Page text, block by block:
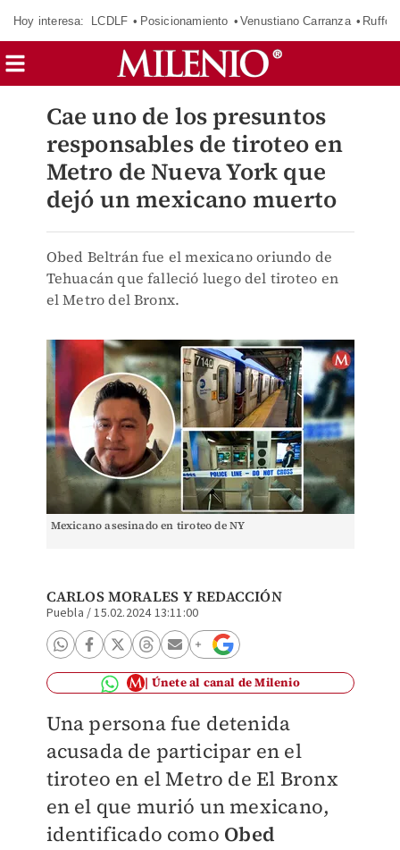
Hoy interesa: LCDLF Posicionamiento Venustiano Carranza Ruffo
Cae uno de los presuntos
responsables de tiroteo en
Metro de Nueva York que
dejó un mexicano muerto
Obed Beltrán fue el mexicano oriundo de
Tehuacán que falleció luego del tiroteo en
el Metro del Bronx.
Mexicano asesinado en tiroteo de NY
CARLOS MORALES YREDACCIÓN
Puebla /15.02.2024 13:11:00
Únete al canal de Milenio
Una persona fue detenida
acusada de participar en el
tiroteo en el Metro de El Bronx
en el que murió un mexicano,
identificado como Obed